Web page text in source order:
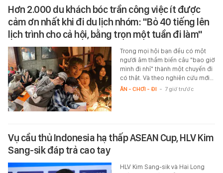
Hơn 2.000 du khách bóc trần công việc ít được
cảm ơn nhất khi đi du lịch nhóm: "Bỏ 40 tiếng lên
lịch trình cho cả hội, bằng trọn một tuần đi làm"
Trong mọi hội bạn đều có một
người âm thầm biến câu "bao giờ
mình đi nhỉ" thành một chuyến đi
có thật. Và theo nghiên cứu mới…
ĂN - CHƠI - ĐI - 7 giờ trước
Vụ cầu thủ Indonesia hạ thấp ASEAN Cup, HLV Kim
Sang-sik đáp trả cao tay
HLV Kim Sang-sik và Hai Long